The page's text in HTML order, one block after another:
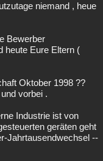
niemand , heue
Bewerber
heute Eure Eltern (
Oktober 1998 ??
vorbei .
Industrie ist von
geräten geht
Jahrtausendwechsel --